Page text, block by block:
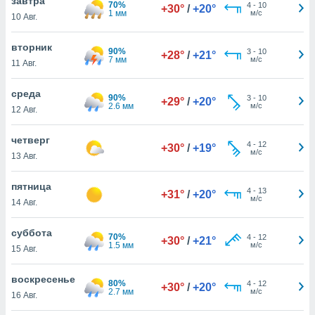
действия
на веб-
основе.
нашей
cookie
в
ВЫ
10 Авг.
70%
1 мм
+30° / +20° 4- 10
м/с
вторник
11 Авг.
90%
7 мм
+28° / +21° 3- 10
м/с
среда
12 Авг.
90%
2.6 мм
+29° / +20° 3- 10
м/с
четверг
13 Авг.
+30° / +19° 4- 12
м/с
пятница
14 Авг.
+31° / +20° 4- 13
м/с
суббота
15 Авг.
70%
1.5 мм
+30° / +21° 4- 12
м/с
воскресенье
16 Авг.
80%
2.7 мм
+30° / +20° 4- 12
м/с